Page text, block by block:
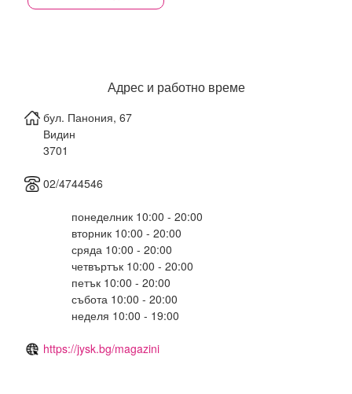
Адрес и работно време
бул. Панония, 67
Видин
3701
02/4744546
понеделник 10:00 - 20:00
вторник 10:00 - 20:00
сряда 10:00 - 20:00
четвъртък 10:00 - 20:00
петък 10:00 - 20:00
събота 10:00 - 20:00
неделя 10:00 - 19:00
https://jysk.bg/magazini